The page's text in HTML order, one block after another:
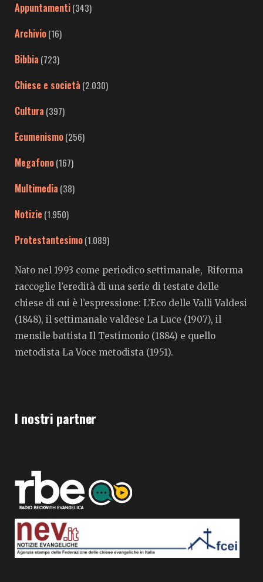
Appuntamenti(343)
Archivio(16)
Bibbia (723)
Chiese e società (2.030)
Cultura (397)
Ecumenismo(256)
Megafono(167)
Multimedia (38)
Notizie (1.950)
Protestantesimo(1.089)
Nato nel 1993 come periodico settimanale, Riforma
raccoglie l’eredità di una serie di testate delle
chiese di cui è l’espressione: L’Eco delle Valli Valdesi
(1848), il settimanale valdese La Luce (1907), il
mensile battista Il Testimonio (1884) e quello
metodista La Voce metodista (1951).
I nostri partner